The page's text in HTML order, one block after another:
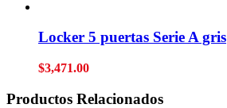
Locker 5 puertas Serie A gris
$3,471.00
Productos Relacionados